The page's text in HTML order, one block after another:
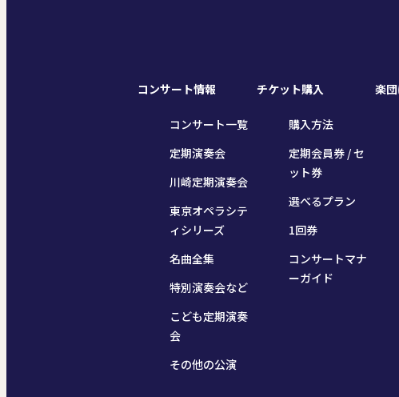
コンサート情報
コンサート一覧
定期演奏会
川崎定期演奏会
東京オペラシテ
ィシリーズ
名曲全集
特別演奏会など
こども定期演奏
会
その他の公演
チケット購入
購入方法
定期会員券 / セ
ット券
選べるプラン
1回券
コンサートマナ
ーガイド
楽